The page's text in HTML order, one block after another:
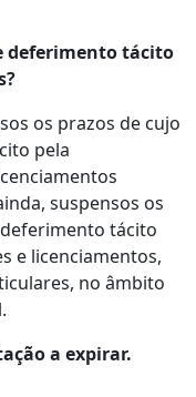
deferimento tácito
os prazos de cujo
pela
suspensos os
tácito
e licenciamentos,
no âmbito
a expirar.